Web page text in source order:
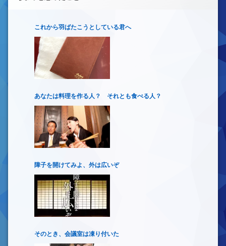
これから羽ばたこうとしている君へ
あなたは料理を作る人？ それとも食べる人？
障子を開けてみよ、外は広いぞ
そのとき、会議室は凍り付いた